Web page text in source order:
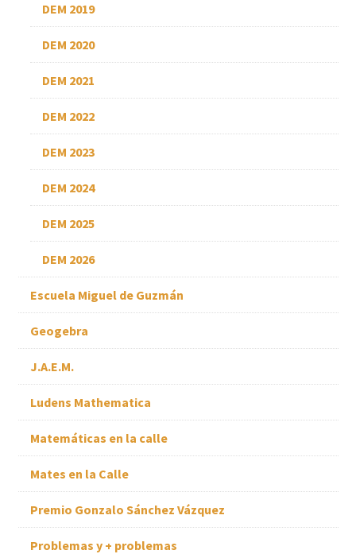
DEM 2019
DEM 2020
DEM 2021
DEM 2022
DEM 2023
DEM 2024
DEM 2025
DEM 2026
Escuela Miguel de Guzmán
Geogebra
J.A.E.M.
Ludens Mathematica
Matemáticas en la calle
Mates en la Calle
Premio Gonzalo Sánchez Vázquez
Problemas y + problemas